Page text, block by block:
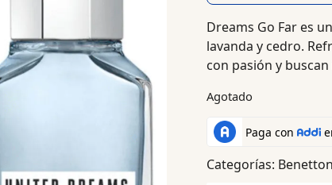
Dreams Go Far es
lavanda y cedro.
con pasión y
Agotado
Categorías: Benetton